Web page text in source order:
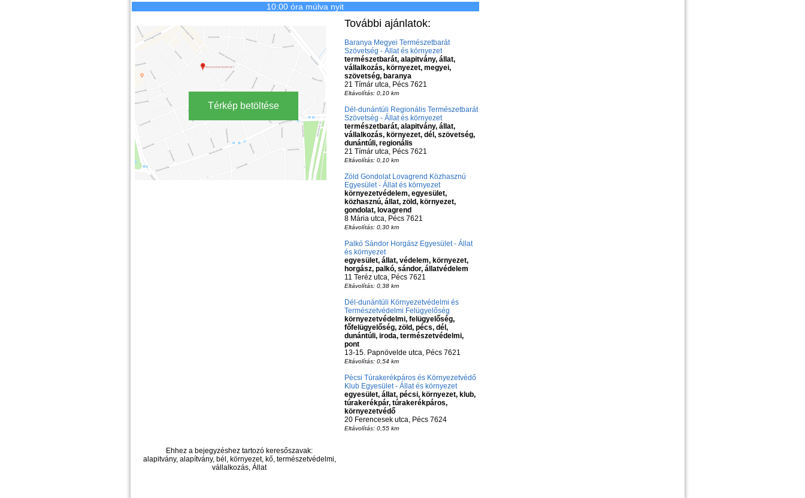
10:00 óra múlva nyit
Térkép betöltése
További ajánlatok:
Baranya Megyei Természetbarát
Szövetség - Állat és környezet
természetbarát, alapitvány, állat,
vállalkozás, környezet, megyei,
szövetség, baranya
21 Tímár utca, Pécs 7621
Eltávolítás: 0,10 km
Dél-dunántúli Regionális Természetbarát
Szövetség - Állat és környezet
természetbarát, alapitvány, állat,
vállalkozás, környezet, dél, szövetség,
dunántúli, regionális
21 Tímár utca, Pécs 7621
Eltávolítás: 0,10 km
Zöld Gondolat Lovagrend Közhasznú
Egyesület - Állat és környezet
környezetvédelem, egyesület,
közhasznú, állat, zöld, környezet,
gondolat, lovagrend
8 Mária utca, Pécs 7621
Eltávolítás: 0,30 km
Palkó Sándor Horgász Egyesület - Állat
és környezet
egyesület, állat, védelem, környezet,
horgász, palkó, sándor, állatvédelem
11 Teréz utca, Pécs 7621
Eltávolítás: 0,38 km
Dél-dunántúli Környezetvédelmi és
Természetvédelmi Felügyelőség
környezetvédelmi, felügyelőség,
főfelügyelőség, zöld, pécs, dél,
dunántúli, iroda, természetvédelmi,
pont
13-15. Papnövelde utca, Pécs 7621
Eltávolítás: 0,54 km
Pécsi Túrakerékpáros és Környezetvédő
Klub Egyesület - Állat és környezet
egyesület, állat, pécsi, környezet, klub,
túrakerékpár, túrakerékpáros,
környezetvédő
20 Ferencesek utca, Pécs 7624
Eltávolítás: 0,55 km
Ehhez a bejegyzéshez tartozó keresőszavak:
alapitvány, alapítvány, bél, környezet, kő, természetvédelmi,
vállalkozás, Állat